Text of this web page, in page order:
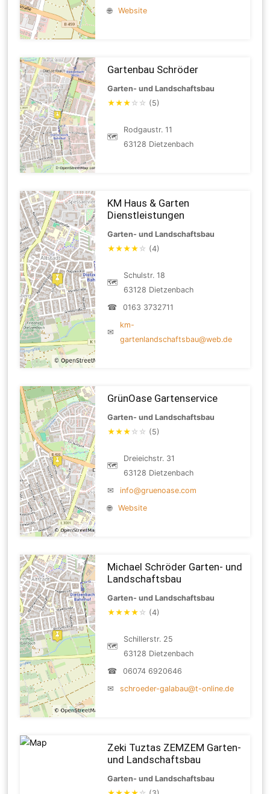
🌐
Website
Gartenbau Schröder
Garten- und Landschaftsbau
★★★ ☆ ☆ (5)
🗺
Rodgaustr. 11
63128 Dietzenbach
KM Haus & Garten
Dienstleistungen
Garten- und Landschaftsbau
★★★★ ☆ (4)
🗺
Schulstr. 18
63128 Dietzenbach
☎
0163 3732711
✉
km-
gartenlandschaftsbau@web.de
GrünOase Gartenservice
Garten- und Landschaftsbau
★★★ ☆ ☆ (5)
🗺
Dreieichstr. 31
63128 Dietzenbach
✉
info@gruenoase.com
🌐
Website
Michael Schröder Garten- und
Landschaftsbau
Garten- und Landschaftsbau
★★★★ ☆ (4)
🗺
Schillerstr. 25
63128 Dietzenbach
☎
06074 6920646
✉
schroeder-galabau@t-online.de
Zeki Tuztas ZEMZEM Garten-
und Landschaftsbau
Garten- und Landschaftsbau